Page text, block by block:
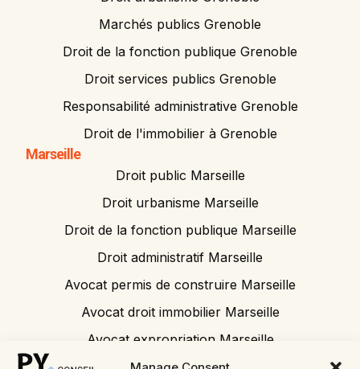
Marchés publics Grenoble
Droit de la fonction publique Grenoble
Droit services publics Grenoble
Responsabilité administrative Grenoble
Droit de l'immobilier à Grenoble
Marseille
Droit public Marseille
Droit urbanisme Marseille
Droit de la fonction publique Marseille
Droit administratif Marseille
Avocat permis de construire Marseille
Avocat droit immobilier Marseille
Avocat expropriation Marseille